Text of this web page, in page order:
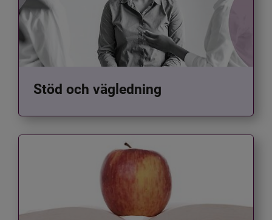
Stöd och vägledning